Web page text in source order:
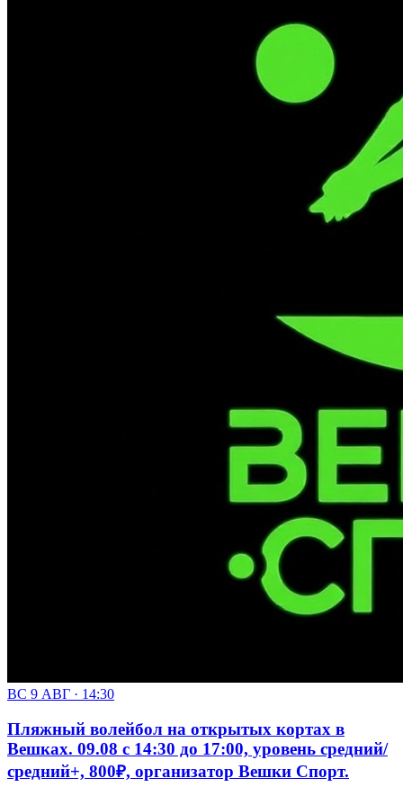
ВС 9 АВГ · 14:30
Пляжный волейбол на открытых кортах в
Вешках. 09.08 с 14:30 до 17:00, уровень средний/
средний+, 800₽, организатор Вешки Спорт.